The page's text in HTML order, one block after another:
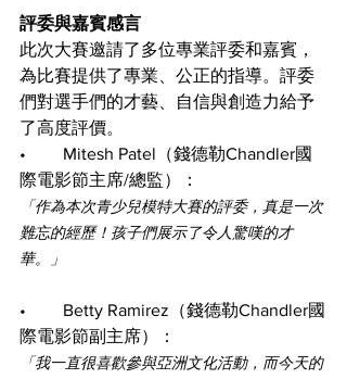
評委與嘉賓感言
此次大賽邀請了多位專業評委和嘉賓，
為比賽提供了專業、公正的指導。評委
們對選手們的才藝、自信與創造力給予
了高度評價。
•	Mitesh Patel（錢德勒Chandler國
際電影節主席/總監）：
「作為本次青少兒模特大賽的評委，真是一次
難忘的經歷！孩子們展示了令人驚嘆的才
華。」
•	Betty Ramirez（錢德勒Chandler國
際電影節副主席）：
「我一直很喜歡參與亞洲文化活動，而今天的